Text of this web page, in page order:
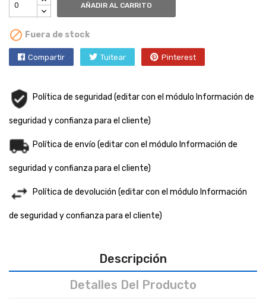
AÑADIR AL CARRITO
 Fuera de stock
Compartir Tuitear Pinterest
Política de seguridad (editar con el módulo Información de
seguridad y confianza para el cliente)
Política de envío (editar con el módulo Información de
seguridad y confianza para el cliente)
Política de devolución (editar con el módulo Información
de seguridad y confianza para el cliente)
Descripción
Detalles Del Producto